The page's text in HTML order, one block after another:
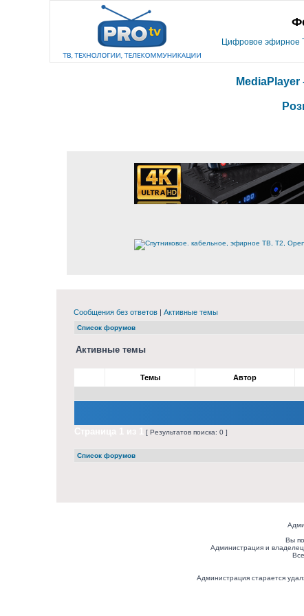
Цифровое эфирное
Сообщения без ответов | Активные темы
Список форумов
Активные темы
Темы Автор
[ Результатов поиска: 0 ]
Список форумов
Вы
Администрация и
Администрация старается